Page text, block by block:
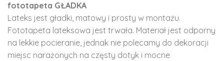
fototapeta GŁADKA
Lateks jest gładki, matowy i prosty w montażu.
Fototapeta lateksowa jest trwała. Materiał jest odporny
na lekkie pocieranie, jednak nie polecamy do dekoracji
miejsc narażonych na częsty dotyk i mocne